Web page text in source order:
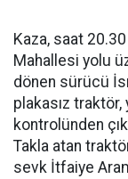
Kaza, saat
Mahallesi yolu
dönen sürücü
plakasız
kontrolünden
Takla atan
sevk İtfaiye